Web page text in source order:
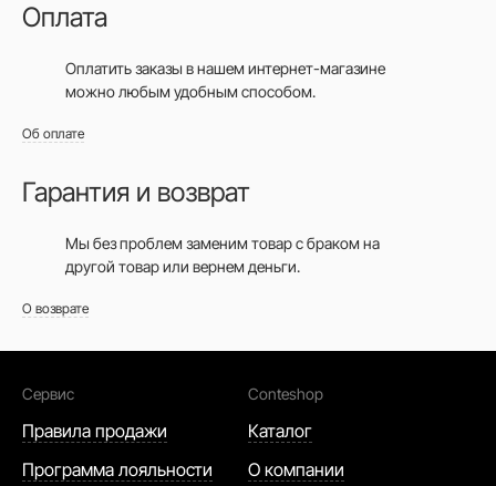
Оплата
Оплатить заказы в нашем интернет-магазине
можно любым удобным способом.
Об оплате
Гарантия и возврат
Мы без проблем заменим товар с браком на
другой товар или вернем деньги.
О возврате
Сервис
Правила продажи
Программа лояльности
Conteshop
Каталог
О компании